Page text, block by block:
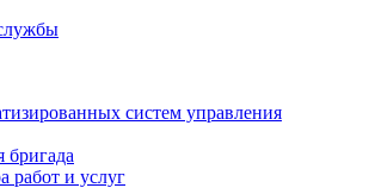
систем управления
бригада
работ и услуг